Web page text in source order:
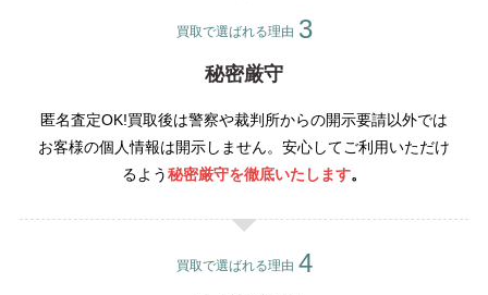
買取で選ばれる理由
秘密厳守
匿名査定OK!買取後は警察や裁判所からの開示要請以外では
お客様の個人情報は開示しません。安心してご利用いただけ
るよう秘密厳守を徹底いたします。
買取で選ばれる理由